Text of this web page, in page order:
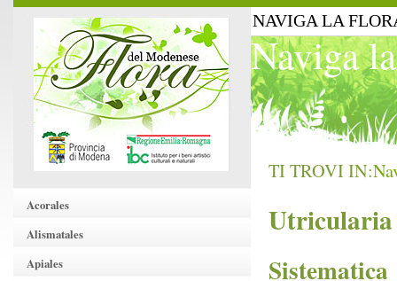
Acorales
Alismatales
Apiales
NAVIGA LA
Naviga
TI TROVI IN:
Sistematica